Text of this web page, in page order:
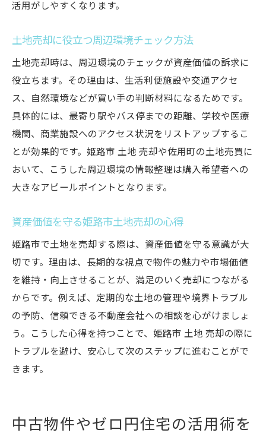
活用がしやすくなります。
土地売却に役立つ周辺環境チェック方法
土地売却時は、周辺環境のチェックが資産価値の訴求に
役立ちます。その理由は、生活利便施設や交通アクセ
ス、自然環境などが買い手の判断材料になるためです。
具体的には、最寄り駅やバス停までの距離、学校や医療
機関、商業施設へのアクセス状況をリストアップするこ
とが効果的です。姫路市 土地 売却や佐用町の土地売買に
おいて、こうした周辺環境の情報整理は購入希望者への
大きなアピールポイントとなります。
資産価値を守る姫路市土地売却の心得
姫路市で土地を売却する際は、資産価値を守る意識が大
切です。理由は、長期的な視点で物件の魅力や市場価値
を維持・向上させることが、満足のいく売却につながる
からです。例えば、定期的な土地の管理や境界トラブル
の予防、信頼できる不動産会社への相談を心がけましょ
う。こうした心得を持つことで、姫路市 土地 売却の際に
トラブルを避け、安心して次のステップに進むことがで
きます。
中古物件やゼロ円住宅の活用術を